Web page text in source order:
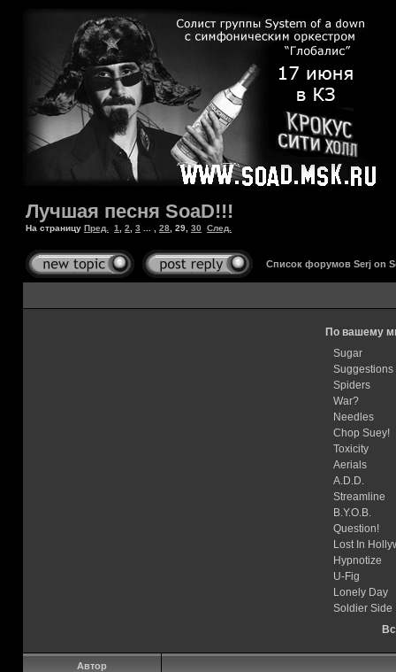
Лучшая песня SoaD!!!
На страницу Пред. 1 2 3 28 29 30 След.
Список форумов Serj on
По вашему
Sugar
Suggestions
Spiders
War?
Needles
Chop Suey!
Toxicity
Aerials
A.D.D.
Streamline
B.Y.O.B.
Question!
Lost In
Hypnotize
U-Fig
Lonely Day
Soldier Side
Автор